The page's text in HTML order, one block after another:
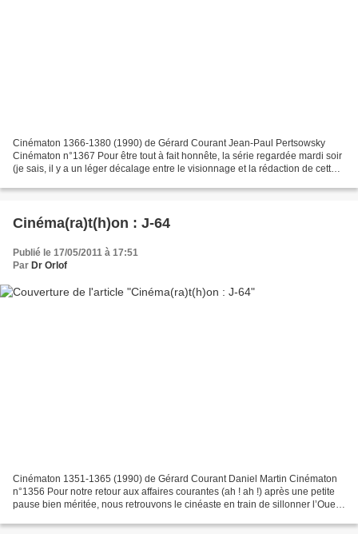
Cinématon 1366-1380 (1990) de Gérard Courant Jean-Paul Pertsowsky
Cinématon n°1367 Pour être tout à fait honnête, la série regardée mardi soir
(je sais, il y a un léger décalage entre le visionnage et la rédaction de cette
Cinéma(ra)t(h)on : J-64
Publié le 17/05/2011 à 17:51
Par Dr Orlof
Cinématon 1351-1365 (1990) de Gérard Courant Daniel Martin Cinématon
n°1356 Pour notre retour aux affaires courantes (ah ! ah !) après une petite
pause bien méritée, nous retrouvons le cinéaste en train de sillonner l’Ouest